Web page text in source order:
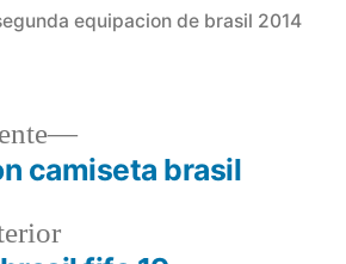
equipacion de brasil 2014
Entrada
Entrada
siguiente:
camiseta brasil